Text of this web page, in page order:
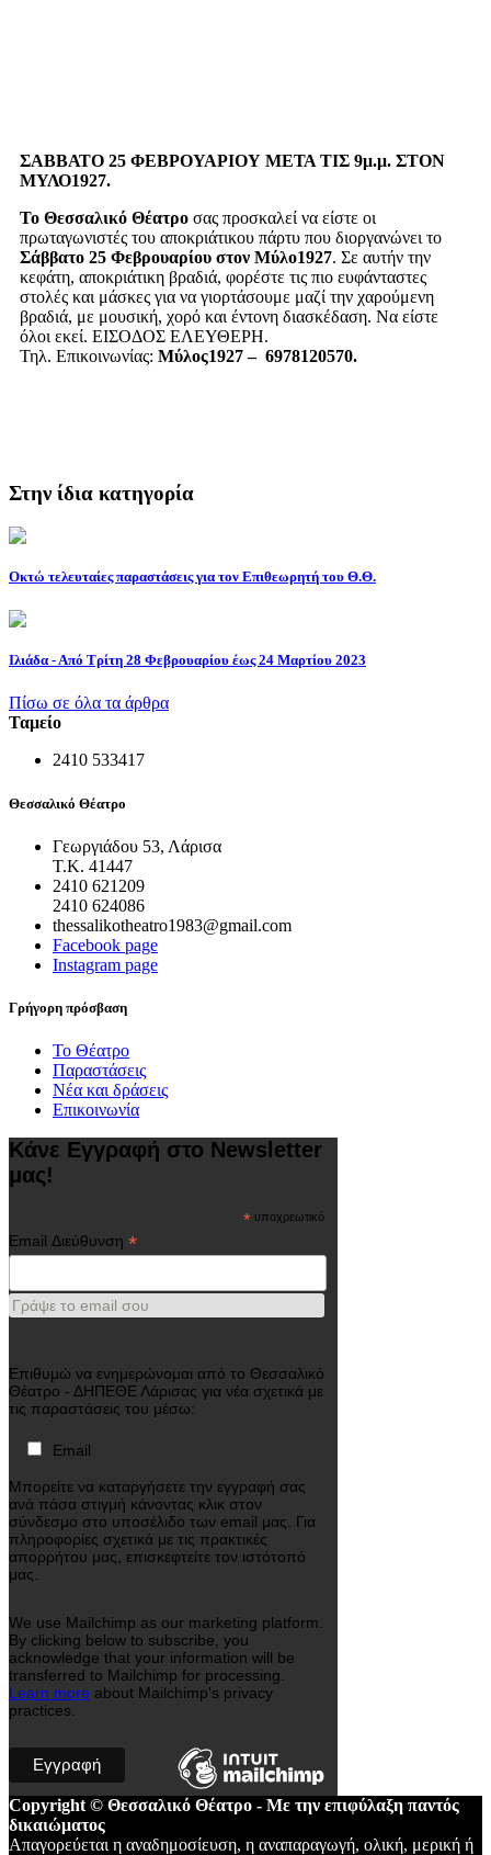
ΣΑΒΒΑΤΟ 25 ΦΕΒΡΟΥΑΡΙΟΥ ΜΕΤΑ ΤΙΣ 9μ.μ. ΣΤΟΝ
ΜΥΛΟ1927.
Το Θεσσαλικό Θέατρο σας προσκαλεί να είστε οι
πρωταγωνιστές του αποκριάτικου πάρτυ που διοργανώνει το
Σάββατο 25 Φεβρουαρίου στον Μύλο1927. Σε αυτήν την
κεφάτη, αποκριάτικη βραδιά, φορέστε τις πιο ευφάνταστες
στολές και μάσκες για να γιορτάσουμε μαζί την χαρούμενη
βραδιά, με μουσική, χορό και έντονη διασκέδαση. Να είστε
όλοι εκεί. ΕΙΣΟΔΟΣ ΕΛΕΥΘΕΡΗ.
Τηλ. Επικοινωνίας: Μύλος1927 – 6978120570.
Στην ίδια κατηγορία
Οκτώ τελευταίες παραστάσεις για τον Επιθεωρητή του Θ.Θ.
Ιλιάδα - Από Τρίτη 28 Φεβρουαρίου έως 24 Μαρτίου 2023
Πίσω σε όλα τα άρθρα
Ταμείο
2410 533417
Θεσσαλικό Θέατρο
Γεωργιάδου 53, Λάρισα
Τ.Κ. 41447
2410 621209
2410 624086
thessalikotheatro1983@gmail.com
Facebook page
Instagram page
Γρήγορη πρόσβαση
Το Θέατρο
Παραστάσεις
Νέα και δράσεις
Επικοινωνία
Κάνε Εγγραφή στο Newsletter
μας!
* υποχρεωτικό
Email Διεύθυνση *
Γράψε το email σου
Επιθυμώ να ενημερώνομαι από το Θεσσαλικό
Θέατρο - ΔΗΠΕΘΕ Λάρισας για νέα σχετικά με
τις παραστάσεις του μέσω:
Email
Μπορείτε να καταργήσετε την εγγραφή σας
ανά πάσα στιγμή κάνοντας κλικ στον
σύνδεσμο στο υποσέλιδο των email μας. Για
πληροφορίες σχετικά με τις πρακτικές
απορρήτου μας, επισκεφτείτε τον ιστότοπό
μας.
We use Mailchimp as our marketing platform.
By clicking below to subscribe, you
acknowledge that your information will be
transferred to Mailchimp for processing.
Learn more about Mailchimp's privacy
practices.
Copyright © Θεσσαλικό Θέατρο - Με την επιφύλαξη παντός
δικαιώματος
Απαγορεύεται η αναδημοσίευση, η αναπαραγωγή, ολική, μερική ή